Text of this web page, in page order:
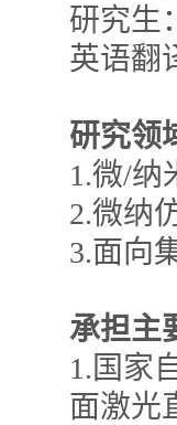
研究生
英语翻
研究领
1.微/纳
2.微纳
3.面向
承担主
1.国家
面激光